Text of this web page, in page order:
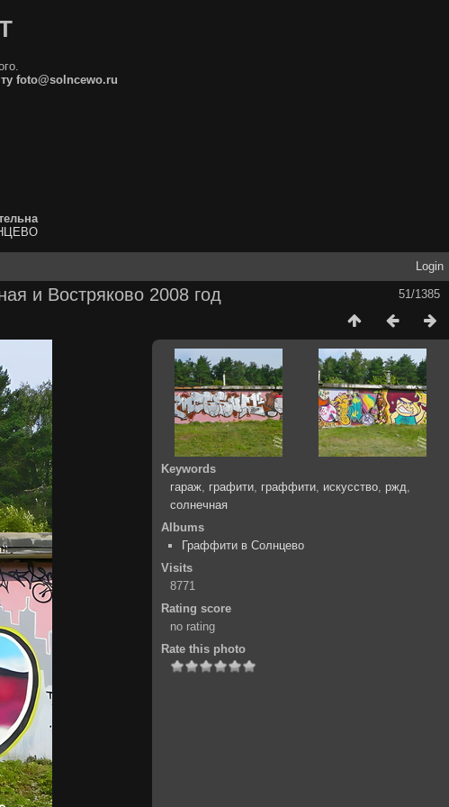
foto@solncewo.ru
Login
51/1385
и Востряково 2008 год
Keywords
гараж графити граффити искусство ржд
солнечная
Albums
Граффити в Солнцево
Visits
8771
Rating score
no rating
Rate this photo